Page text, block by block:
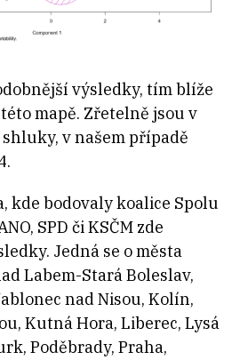
výsledky, tím blíže
mapě. Zřetelně jsou v
v našem případě
kde bodovaly koalice Spolu
SPD či KSČM zde
Jedná se o města
Labem-Stará Boleslav,
nad Nisou, Kolín,
Kutná Hora, Liberec, Lysá
Poděbrady, Praha,